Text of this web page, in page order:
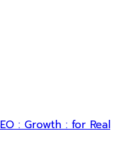
: Growth : for Real